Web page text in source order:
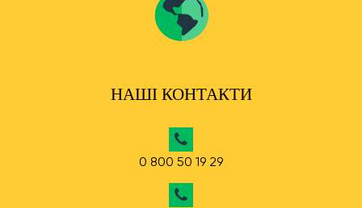
НАШІ КОНТАКТИ
0 800 50 19 29